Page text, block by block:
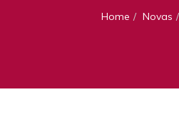
Home Novas